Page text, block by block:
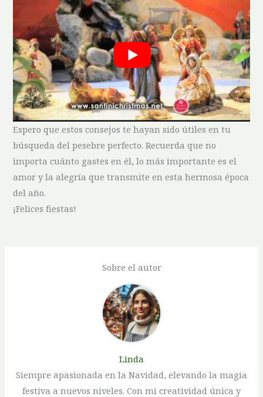
Espero que ⁣estos consejos ⁢te hayan sido útiles en tu
búsqueda del pesebre perfecto. Recuerda que no
importa cuánto gastes en él, lo más importante es el
amor y la alegría que⁢ transmite en esta ⁤hermosa época
del año.
¡Felices fiestas!
Sobre el autor
Linda
Siempre apasionada en la Navidad, elevando la magia
festiva a nuevos niveles. Con mi creatividad única y